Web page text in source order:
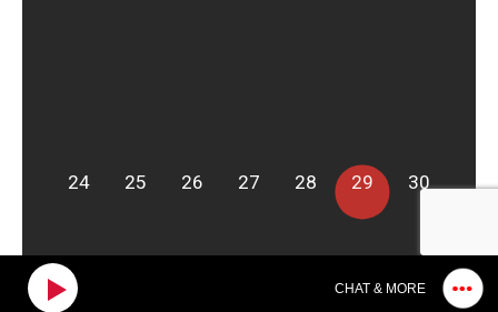
24 25 26 27 28 29 30
CHAT & MORE